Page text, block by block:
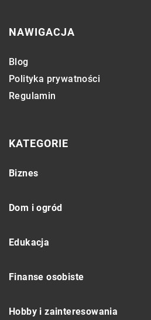
NAWIGACJA
Blog
Polityka prywatności
Regulamin
KATEGORIE
Biznes
Dom i ogród
Edukacja
Finanse osobiste
Hobby i zainteresowania